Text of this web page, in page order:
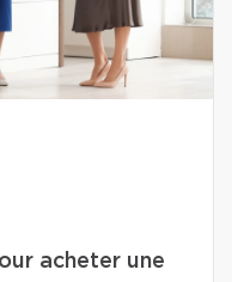
acheter une